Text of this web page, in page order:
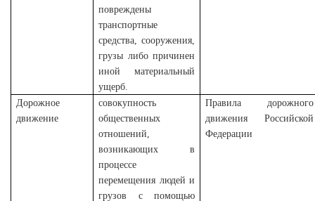
повреждены
транспортные
средства, сооружения,
грузы либо причинен
иной материальный
ущерб.
Дорожное
движение
совокупность
общественных
отношений,
возникающих в
процессе
перемещения людей и
грузов с помощью
Правила дорожного
движения Российской
Федерации